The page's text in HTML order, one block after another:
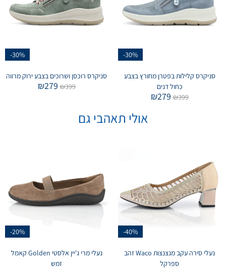
-30%
סניקרס קלילות בפטרן מחורץ בצבע
כחול דנים
₪399
₪279
-30%
סניקרס רוכסן ושרוכים בצבע ירוק מרווה
₪399
₪279
אולי תאהבי גם
-40%
נעלי סירה עקב מנצנצות Waco זהב
ספרקל
-20%
נעלי מרי ג'יין אלסטי Golden קאמל
זמש